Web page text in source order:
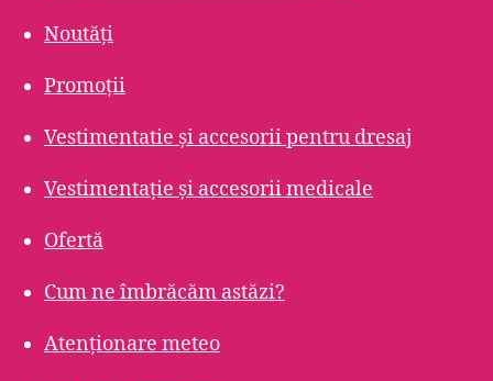
Noutăți
Promoții
Vestimentatie și accesorii pentru dresaj
Vestimentație și accesorii medicale
Ofertă
Cum ne îmbrăcăm astăzi?
Atenționare meteo